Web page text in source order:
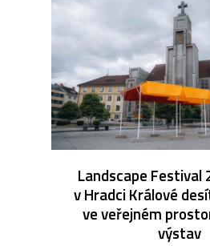
Landscape Festival
v Hradci Králové
ve veřejném
výstav